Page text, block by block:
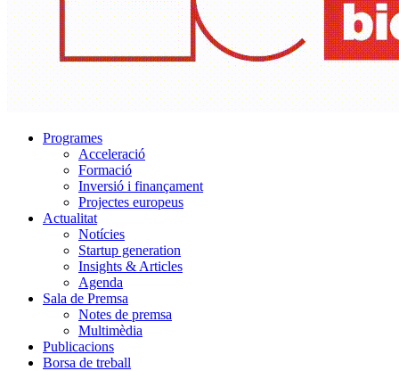
Programes
Acceleració
Formació
Inversió i finançament
Projectes europeus
Actualitat
Notícies
Startup generation
Insights & Articles
Agenda
Sala de Premsa
Notes de premsa
Multimèdia
Publicacions
Borsa de treball